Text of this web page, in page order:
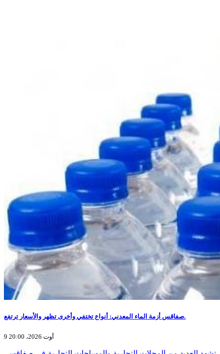
صفاقس أزمة الماء المعدني: أنواع تختفي وأخرى تظهر والأسعار ترتفع.
9 أوت 2026، 20:00